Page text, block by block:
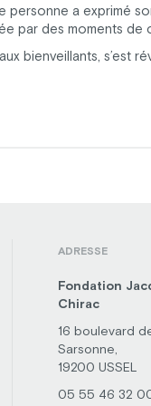
a exprimé
par des moments de
bienveillants, s’est
ADRESSE
Fondation
Chirac
16 boulevard
Sarsonne,
19200 USSEL
05 55 46 32